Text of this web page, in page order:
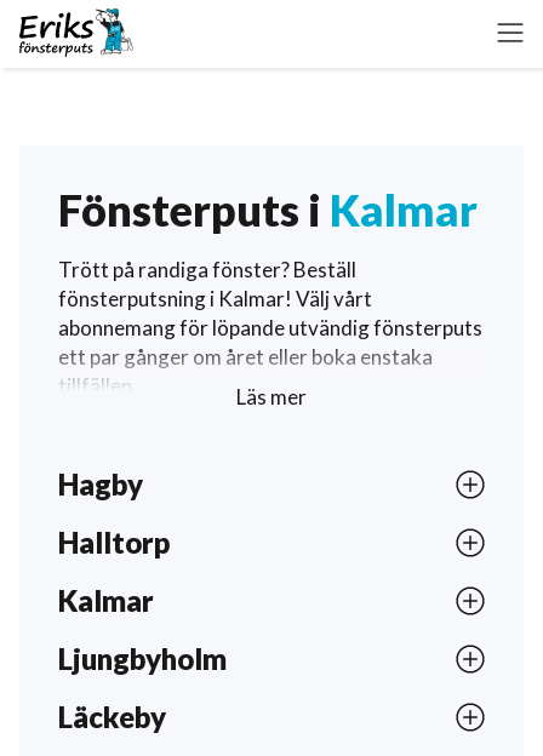
Fönsterputs i Kalmar
Trött på randiga fönster? Beställ
fönsterputsning i Kalmar! Välj vårt
abonnemang för löpande utvändig fönsterputs
ett par gånger om året eller boka enstaka
tillfällen.
runt. Klicka nedan för att beställa fönsterputs i
Kalmar och se exakt vilka tider våra
fönsterputsare är i just ditt område.
Kalmar ligger i södra Sverige och är känt för
sin stadskärna med smala gränder och
kullerstensgator. Här får turister uppleva
restauranger, kaféer och butiker. Varje år hålls
populära evenemang så som Kalmar Stadsfest
och Kalmar Slotts Julmarknad.
Läs mer
Hagby
Halltorp
Kalmar
Ljungbyholm
Läckeby